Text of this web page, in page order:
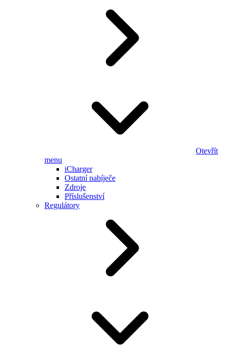
Otevřít
menu
iCharger
Ostatní nabíječe
Zdroje
Příslušenství
Regulátory